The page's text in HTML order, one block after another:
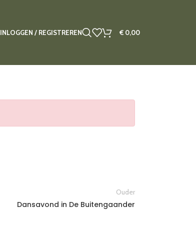
INLOGGEN / REGISTREREN € 0,00
Ouder
Dansavond in De Buitengaander